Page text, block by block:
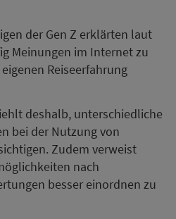
der Gen Z erklärten laut
Meinungen im Internet zu
Reiseerfahrung
deshalb, unterschiedliche
bei der Nutzung von
Zudem verweist
nach
besser einordnen zu